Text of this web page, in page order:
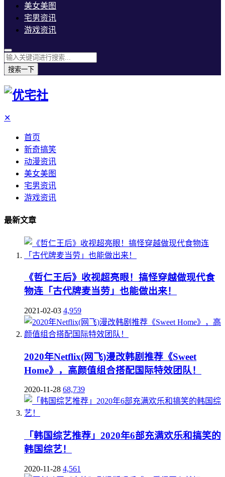
美女美图
宅男资讯
游戏资讯
搜索一下
✕
首页
新奇搞笑
动漫资讯
美女美图
宅男资讯
游戏资讯
最新文章
《哲仁王后》收视超亮眼！搞怪穿越做现代食
物连「古代牌麦当劳」也能做出来！
2021-02-03 4,959
2020年Netflix(网飞)漫改韩剧推荐《Sweet
Home》，高颜值组合搭配国际特效团队！
2020-11-28 68,739
「韩国综艺推荐」2020年6部充满欢乐和搞笑的
韩国综艺！
2020-11-28 4,561